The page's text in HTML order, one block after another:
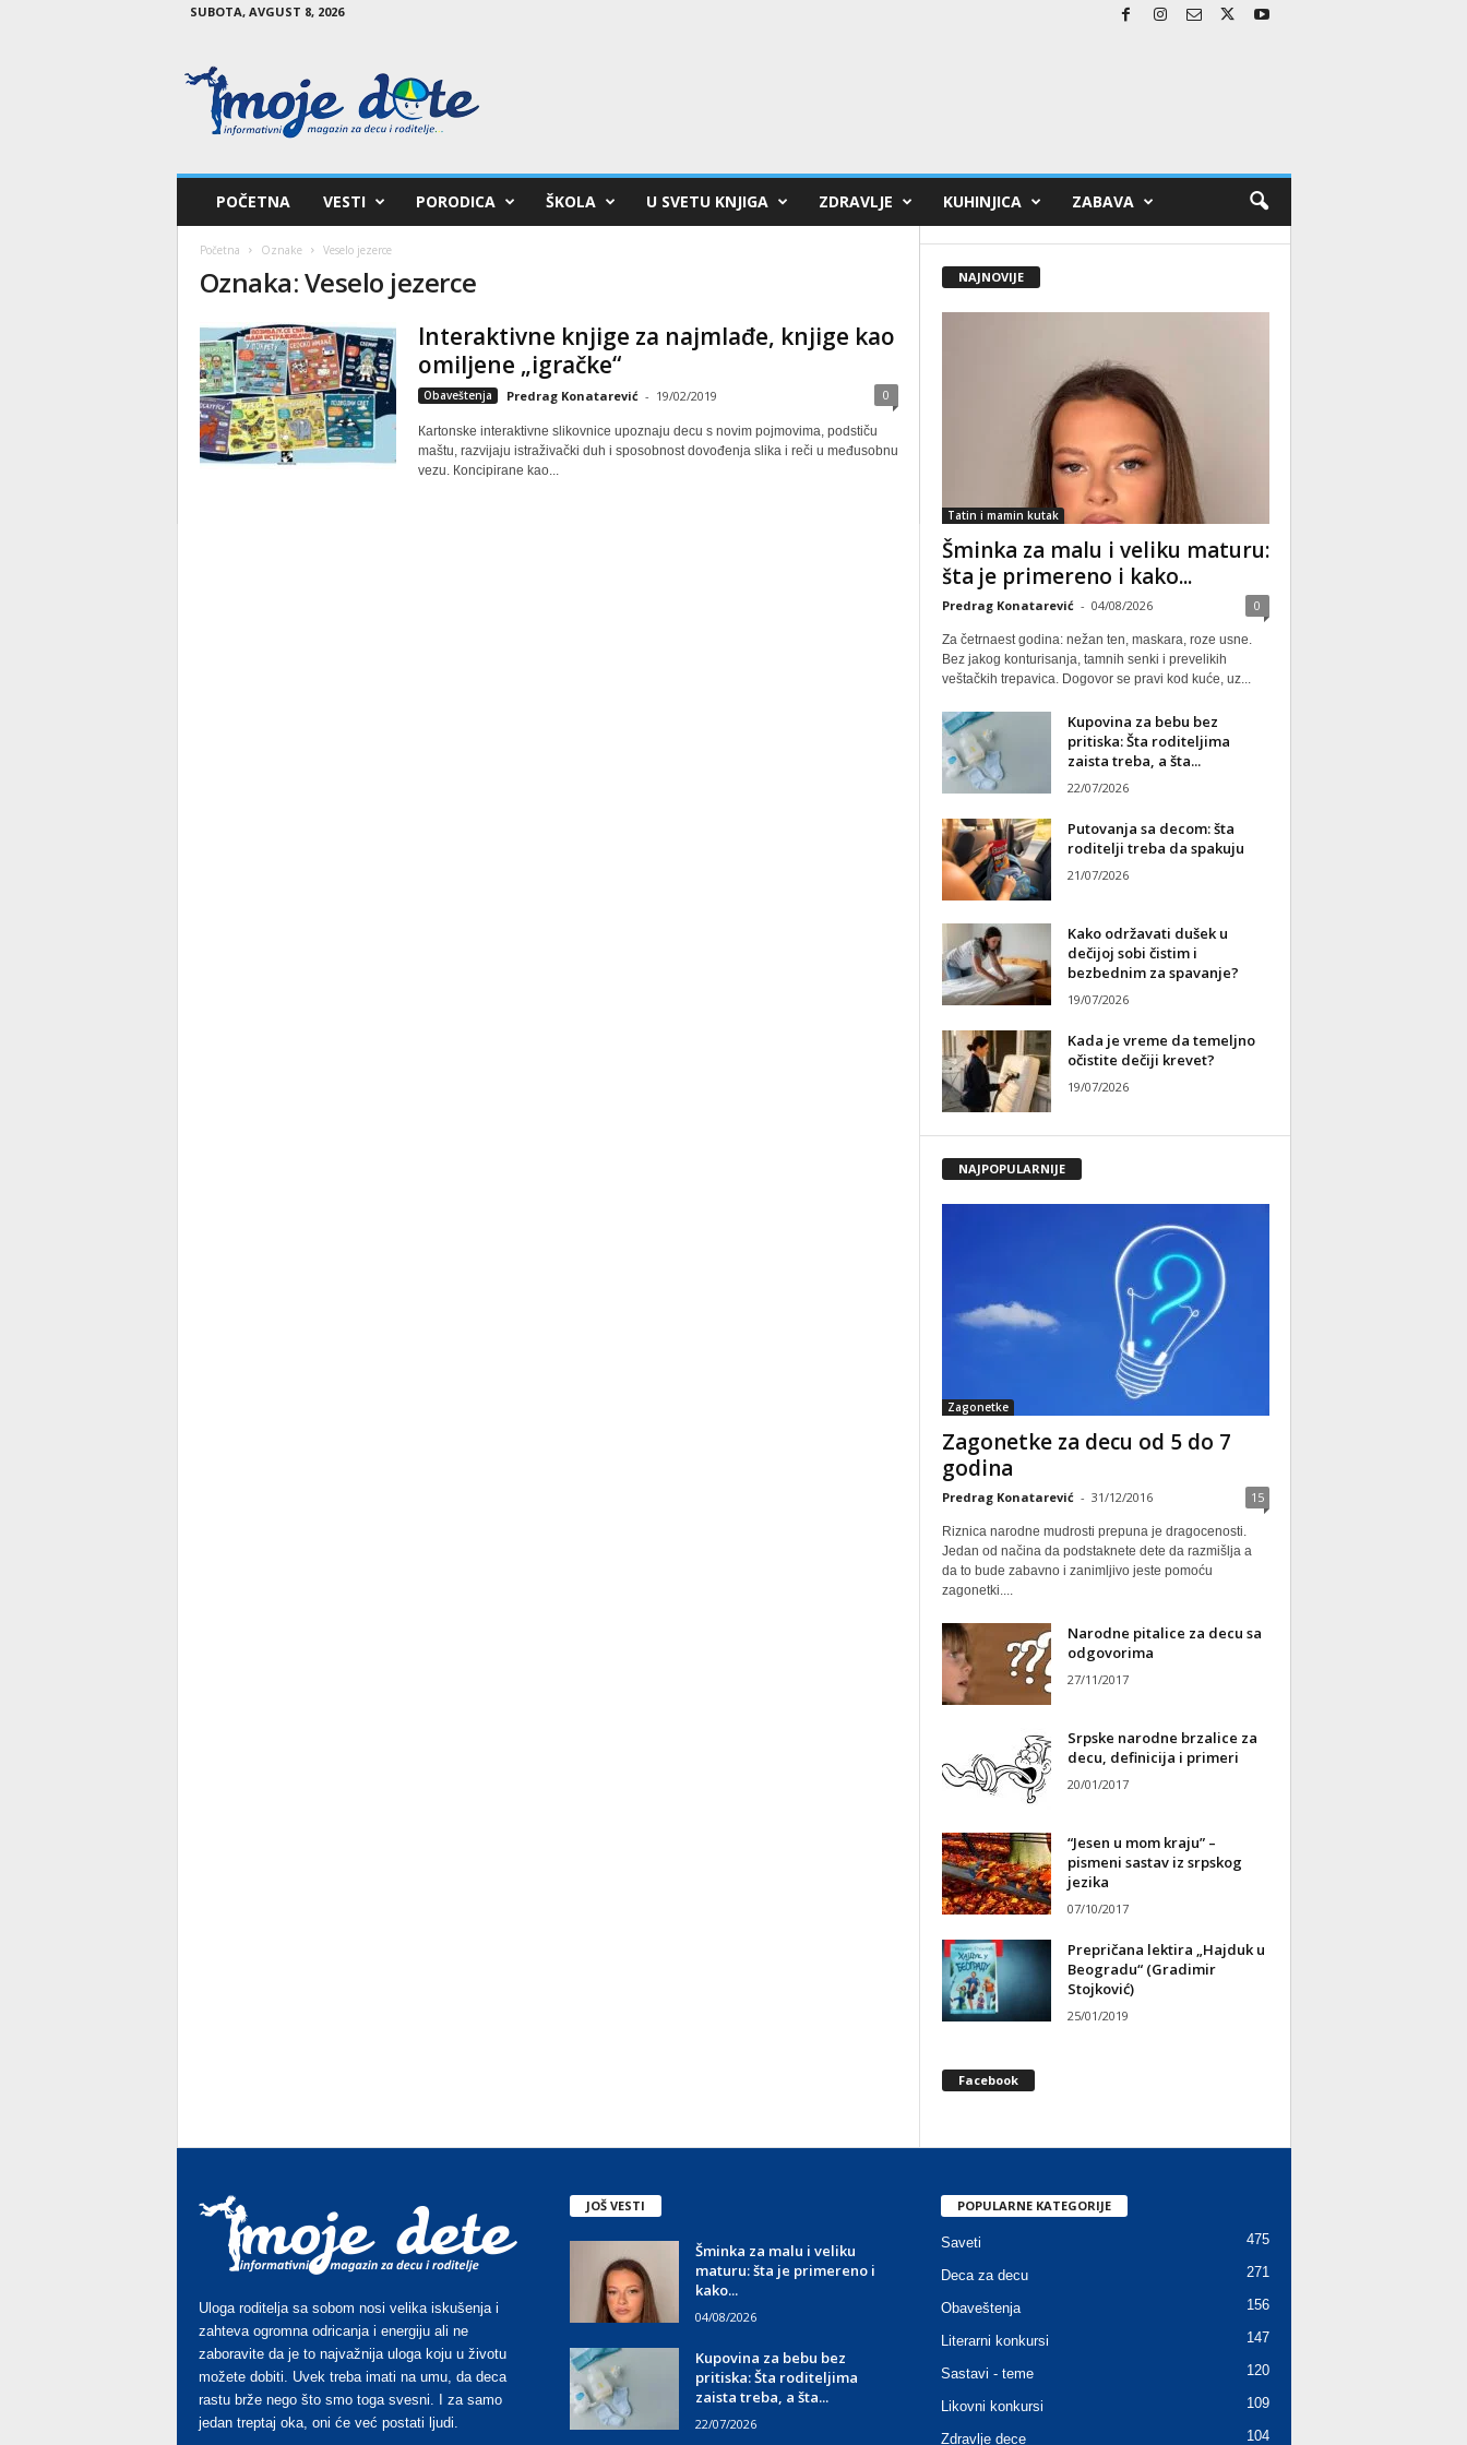
SUBOTA, AVGUST 8, 2026
o
POČETNA VESTI PORODICA ŠKOLA U SVETU KNJIGA ZDRAVLJE KUHINJICA ZABAVA
Početna Oznake Veselo jezerce
Oznaka: Veselo jezerce
Interaktivne knjige za najmlađe, knjige kao
omiljene „igračke“
Obaveštenja Predrag Konatarević - 19/02/2019 0
Кartonske interaktivne slikovnice upoznaju decu s novim pojmovima, podstiču
maštu, razvijaju istraživački duh i sposobnost dovođenja slika i reči u međusobnu
vezu. Кoncipirane kao...
NAJNOVIJE
Tatin i mamin kutak
Šminka za malu i veliku maturu:
šta je primereno i kako...
Predrag Konatarević - 04/08/2026 0
Za četrnaest godina: nežan ten, maskara, roze usne.
Bez jakog konturisanja, tamnih senki i prevelikih
veštačkih trepavica. Dogovor se pravi kod kuće, uz...
Kupovina za bebu bez
pritiska: Šta roditeljima
zaista treba, a šta...
22/07/2026
Putovanja sa decom: šta
roditelji treba da spakuju
21/07/2026
Kako održavati dušek u
dečijoj sobi čistim i
bezbednim za spavanje?
19/07/2026
Kada je vreme da temeljno
očistite dečiji krevet?
19/07/2026
NAJPOPULARNIJE
Zagonetke
Zagonetke za decu od 5 do 7
godina
Predrag Konatarević - 31/12/2016 15
Riznica narodne mudrosti prepuna je dragocenosti.
Jedan od načina da podstaknete dete da razmišlja a
da to bude zabavno i zanimljivo jeste pomoću
zagonetki....
Narodne pitalice za decu sa
odgovorima
27/11/2017
Srpske narodne brzalice za
decu, definicija i primeri
20/01/2017
“Jesen u mom kraju” –
pismeni sastav iz srpskog
jezika
07/10/2017
Prepričana lektira „Hajduk u
Beogradu“ (Gradimir
Stojković)
25/01/2019
Facebook
Uloga roditelja sa sobom nosi velika iskušenja i
zahteva ogromna odricanja i energiju ali ne
zaboravite da je to najvažnija uloga koju u životu
možete dobiti. Uvek treba imati na umu, da deca
rastu brže nego što smo toga svesni. I za samo
jedan treptaj oka, oni će već postati ljudi.
JOŠ VESTI
Šminka za malu i veliku
maturu: šta je primereno i
kako...
04/08/2026
Kupovina za bebu bez
pritiska: Šta roditeljima
zaista treba, a šta...
22/07/2026
POPULARNE KATEGORIJE
Saveti 475
Deca za decu 271
Obaveštenja 156
Literarni konkursi 147
Sastavi - teme 120
Likovni konkursi 109
Zdravlje dece 104